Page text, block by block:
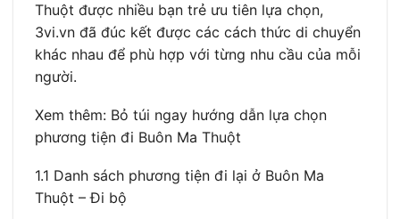
Thuột được nhiều bạn trẻ ưu tiên lựa chọn,
3vi.vn đã đúc kết được các cách thức di chuyển
khác nhau để phù hợp với từng nhu cầu của mỗi
người.
Xem thêm: Bỏ túi ngay hướng dẫn lựa chọn
phương tiện đi Buôn Ma Thuột
1.1 Danh sách phương tiện đi lại ở Buôn Ma
Thuột – Đi bộ